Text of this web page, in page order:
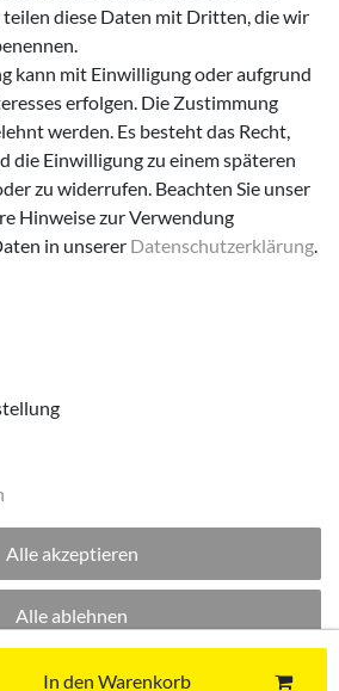
In den Warenkorb
Supremo | Alle Rechte vorbehalten.
diese Daten mit Dritten, die wir
kann mit Einwilligung oder aufgrund
erfolgen. Die Zustimmung
werden. Es besteht das Recht,
die Einwilligung zu einem späteren
zu widerrufen. Beachten Sie unser
Hinweise zur Verwendung
in unserer Daten­schutz­erklärung.
Alle akzeptieren
Alle ablehnen
akzeptierenExcellent 5